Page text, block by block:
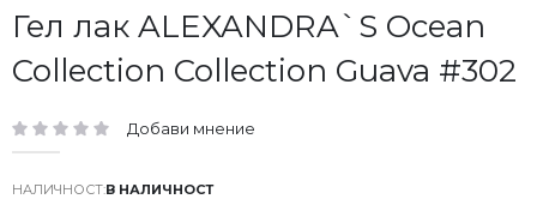
Гел лак ALEXANDRA`S Ocean
Collection Collection Guava #302
рейтинг: Добави мнение
В НАЛИЧНОСТ
Преминете
към
началото
на
със
снимки